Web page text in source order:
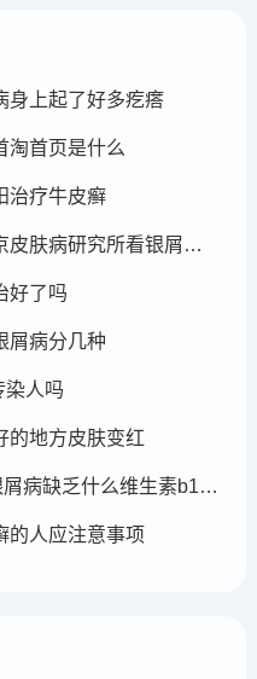
身上起了好多疙瘩
淘首页是什么
治疗牛皮癣
南京皮肤病研究所银屑病 南京皮肤病研究所看银屑病哪个医生厉害
好了吗
屑病分几种
染人吗
的地方皮肤变红
银屑病缺乏什么维生素b12 银屑病缺乏什么维生素b12可以补充
的人应注意事项